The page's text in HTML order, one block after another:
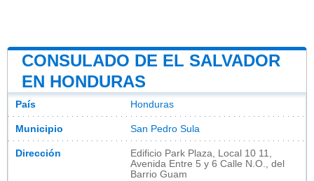
CONSULADO DE EL SALVADOR
EN HONDURAS
País Honduras
Municipio San Pedro Sula
Dirección
Edificio Park Plaza, Local 10 11,
Avenida Entre 5 y 6 Calle N.O., del
Barrio Guam